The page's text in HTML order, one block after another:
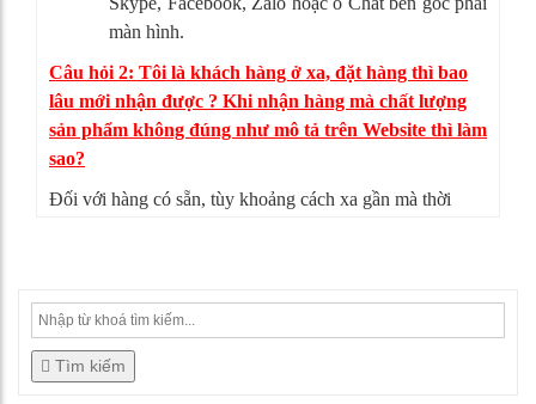
màn hình.
Câu hỏi 2: Tôi là khách hàng ở xa, đặt hàng thì bao
lâu mới nhận được ? Khi nhận hàng mà chất lượng
sản phẩm không đúng như mô tả trên Website thì làm
sao?
Đối với hàng có sẵn, tùy khoảng cách xa gần mà thời
Tìm kiếm